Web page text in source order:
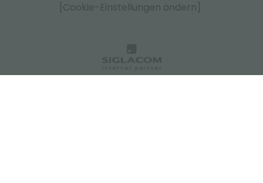
[Cookie-Einstellungen ändern]